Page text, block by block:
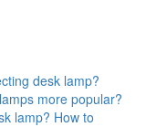
desk lamp?
more popular?
lamp? How to